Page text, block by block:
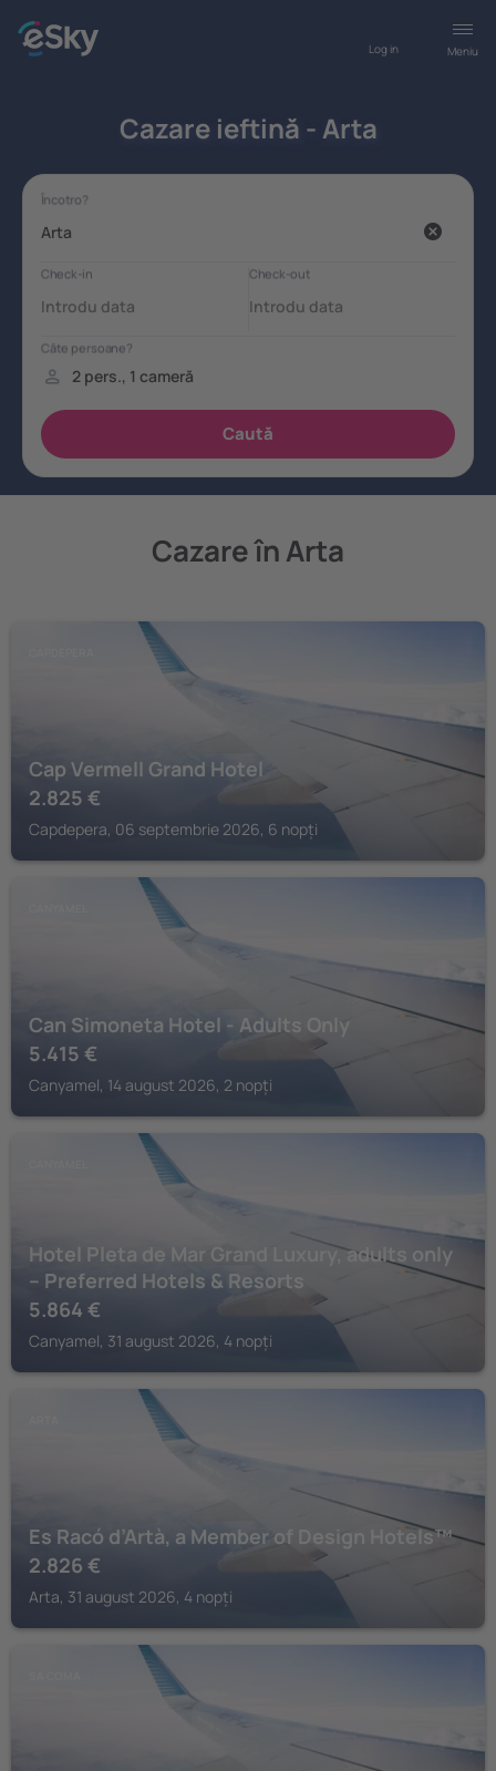
Meniu
Log in
Cazare ieftină - Arta
Cazare în Arta
Cap Vermell Grand Hotel
2.825 €
Capdepera, 06 septembrie 2026, 6 nopți
Can Simoneta Hotel - Adults Only
5.415 €
Canyamel, 14 august 2026, 2 nopți
Hotel Pleta de Mar Grand Luxury, adults only
– Preferred Hotels & Resorts
5.864 €
Canyamel, 31 august 2026, 4 nopți
Es Racó d’Artà, a Member of Design Hotels™
2.826 €
Arta, 31 august 2026, 4 nopți